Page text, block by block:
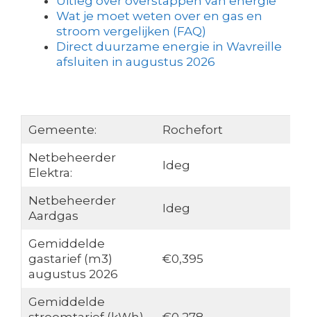
Wat je moet weten over en gas en
stroom vergelijken (FAQ)
Direct duurzame energie in Wavreille
afsluiten in augustus 2026
Gemeente:
Rochefort
Netbeheerder
Elektra:
Ideg
Netbeheerder
Aardgas
Ideg
Gemiddelde
gastarief (m3)
augustus 2026
€0,395
Gemiddelde